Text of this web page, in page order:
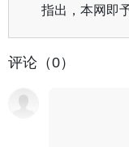
指出，本网即
评论（0）